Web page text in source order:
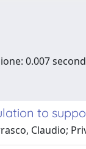
0.007
to
Claudio;